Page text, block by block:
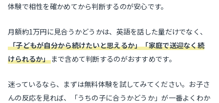
体験で相性を確かめてから判断するのが安心です。
月額約1万円に見合うかどうかは、英語を話した量だけでなく、
「子どもが自分から続けたいと思えるか」「家庭で送迎なく続
けられるか」まで含めて判断するのがおすすめです。
迷っているなら、まずは無料体験を試してみてください。お子さ
んの反応を見れば、「うちの子に合うかどうか」が一番よくわか